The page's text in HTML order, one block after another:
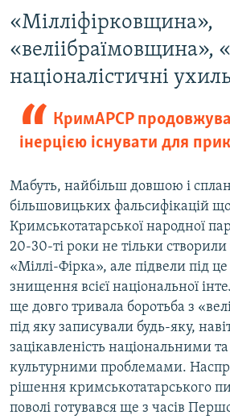
«Мілліфірковщина»,
«веліібраїмовщина»,
націоналістичні
КримАРСР
інерцією існувати для
Мабуть, найбільш довшою і
більшовицьких фальсифікацій
Кримськотатарської народної
20-30-ті роки не тільки
«Міллі-Фірка», але підвели під це
знищення всієї національної
ще довго тривала боротьба з
під яку записували будь-яку,
зацікавленість національними
культурними проблемами.
рішення кримськотатарського
поволі готувався ще з часів